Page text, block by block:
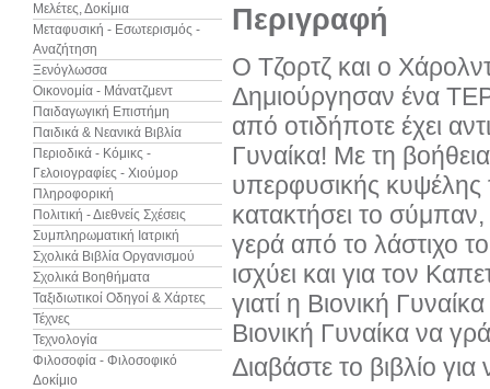
Μελέτες, Δοκίμια
Μεταφυσική - Εσωτερισμός -
Αναζήτηση
Ξενόγλωσσα
Οικονομία - Μάνατζμεντ
Παιδαγωγική Επιστήμη
Παιδικά & Νεανικά Βιβλία
Περιοδικά - Κόμικς -
Γελοιογραφίες - Χιούμορ
Πληροφορική
Πολιτική - Διεθνείς Σχέσεις
Συμπληρωματική Ιατρική
Σχολικά Βιβλία Οργανισμού
Σχολικά Βοηθήματα
Ταξιδιωτικοί Οδηγοί & Χάρτες
Τέχνες
Τεχνολογία
Φιλοσοφία - Φιλοσοφικό
Δοκίμιο
Περιγραφή
Ο Τζορτζ και ο
Δημιούργησαν ένα
από οτιδήποτε έχει
Γυναίκα! Με τη
υπερφυσικής κυψέλης
κατακτήσει το σύμπαν,
γερά από το λάστιχο
ισχύει και για τον
γιατί η Βιονική
Βιονική Γυναίκα να
Διαβάστε το βιβλίο